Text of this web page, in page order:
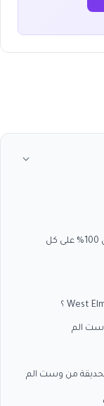
كود خصم Westelm هوم بوكس 2026 فعال 100% على كل
الم
من وست الم